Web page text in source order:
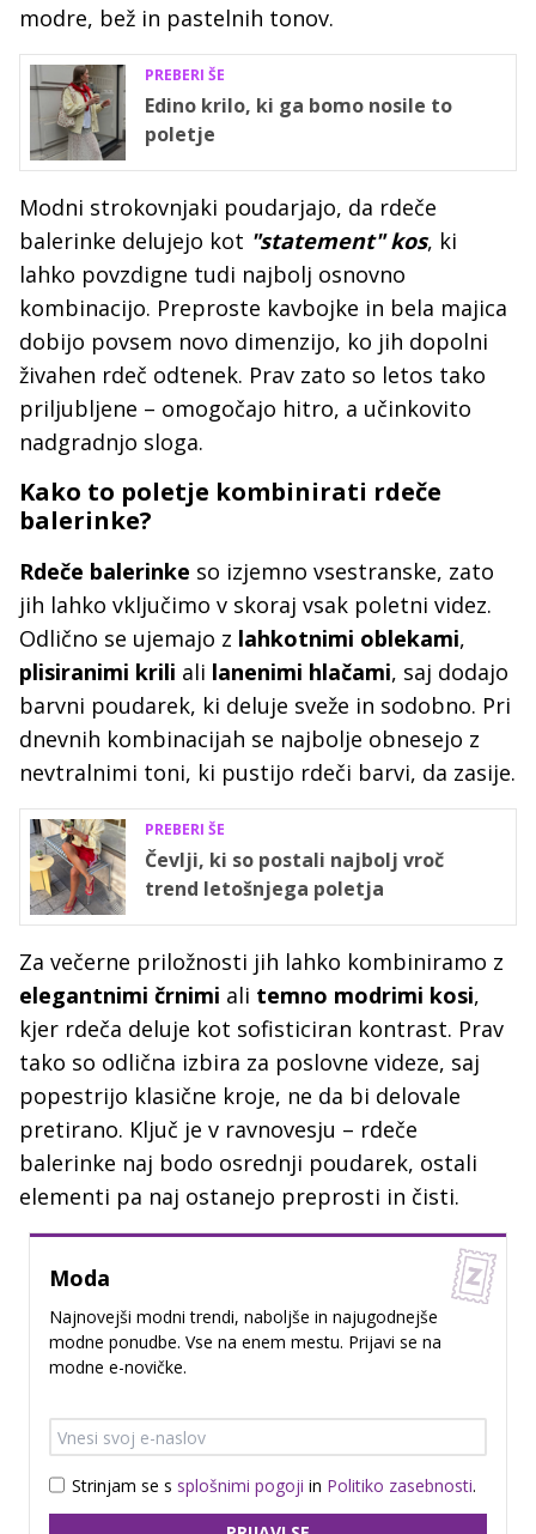
modre, bež in pastelnih tonov.
PREBERI ŠE
Edino krilo, ki ga bomo nosile to
poletje
Modni strokovnjaki poudarjajo, da rdeče
balerinke delujejo kot "statement" kos, ki
lahko povzdigne tudi najbolj osnovno
kombinacijo. Preproste kavbojke in bela majica
dobijo povsem novo dimenzijo, ko jih dopolni
živahen rdeč odtenek. Prav zato so letos tako
priljubljene – omogočajo hitro, a učinkovito
nadgradnjo sloga.
Kako to poletje kombinirati rdeče
balerinke?
Rdeče balerinke so izjemno vsestranske, zato
jih lahko vključimo v skoraj vsak poletni videz.
Odlično se ujemajo z lahkotnimi oblekami,
plisiranimi krili ali lanenimi hlačami, saj dodajo
barvni poudarek, ki deluje sveže in sodobno. Pri
dnevnih kombinacijah se najbolje obnesejo z
nevtralnimi toni, ki pustijo rdeči barvi, da zasije.
PREBERI ŠE
Čevlji, ki so postali najbolj vroč
trend letošnjega poletja
Za večerne priložnosti jih lahko kombiniramo z
elegantnimi črnimi ali temno modrimi kosi,
kjer rdeča deluje kot sofisticiran kontrast. Prav
tako so odlična izbira za poslovne videze, saj
popestrijo klasične kroje, ne da bi delovale
pretirano. Ključ je v ravnovesju – rdeče
balerinke naj bodo osrednji poudarek, ostali
elementi pa naj ostanejo preprosti in čisti.
Moda
Najnovejši modni trendi, naboljše in najugodnejše
modne ponudbe. Vse na enem mestu. Prijavi se na
modne e-novičke.
Strinjam se s splošnimi pogoji in Politiko zasebnosti.